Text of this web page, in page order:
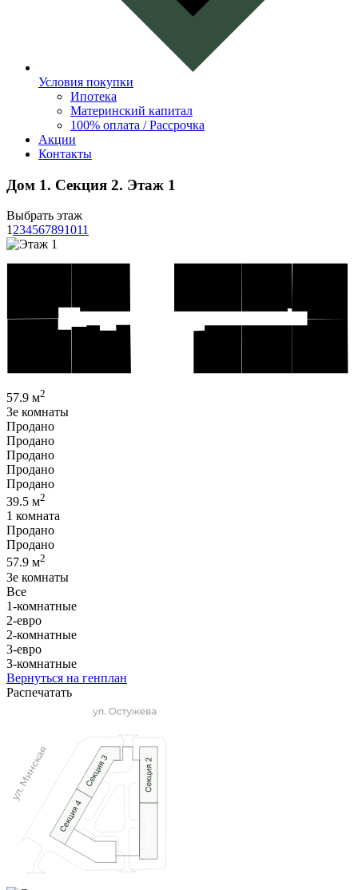
Условия покупки
Ипотека
Материнский капитал
100% оплата / Рассрочка
Акции
Контакты
Дом 1. Секция 2. Этаж 1
Выбрать этаж
1234567891011
57.9 м2
3e комнаты
Продано
Продано
Продано
Продано
Продано
39.5 м2
1 комната
Продано
Продано
57.9 м2
3e комнаты
Все
1-комнатные
2-евро
2-комнатные
3-евро
3-комнатные
Вернуться на генплан
Распечатать